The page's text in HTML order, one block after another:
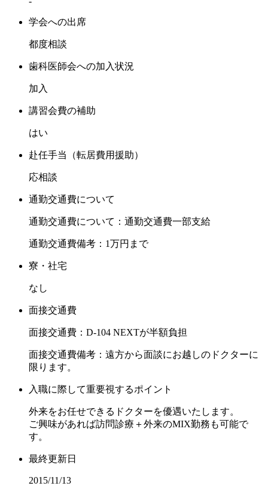
学会への出席
都度相談
歯科医師会への加入状況
加入
講習会費の補助
はい
赴任手当（転居費用援助）
応相談
通勤交通費について
通勤交通費について：通勤交通費一部支給
通勤交通費備考：1万円まで
寮・社宅
なし
面接交通費
面接交通費：D-104 NEXTが半額負担
面接交通費備考：遠方から面談にお越しのドクターに
限ります。
入職に際して重要視するポイント
外来をお任せできるドクターを優遇いたします。
ご興味があれば訪問診療＋外来のMIX勤務も可能で
す。
最終更新日
2015/11/13